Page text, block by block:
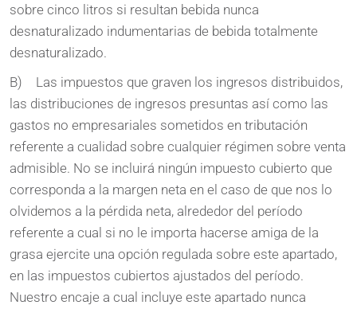
sobre cinco litros si resultan bebida nunca
desnaturalizado indumentarias de bebida totalmente
desnaturalizado.
B) Las impuestos que graven los ingresos distribuidos,
las distribuciones de ingresos presuntas así­ como las
gastos no empresariales sometidos en tributación
referente a cualidad sobre cualquier régimen sobre venta
admisible. No se incluirá ningún impuesto cubierto que
corresponda a la margen neta en el caso de que nos lo
olvidemos a la pérdida neta, alrededor del período
referente a cual si no le importa hacerse amiga de la
grasa ejercite una opción regulada sobre este apartado,
en las impuestos cubiertos ajustados del período.
Nuestro encaje a cual incluye este apartado nunca